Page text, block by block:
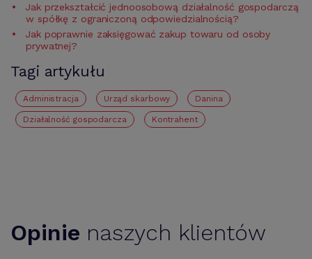
Jak przekształcić jednoosobową działalność gospodarczą
w spółkę z ograniczoną odpowiedzialnością?
Jak poprawnie zaksięgować zakup towaru od osoby
prywatnej?
Tagi artykułu
administracja urząd skarbowy Danina
działalność gospodarcza Kontrahent
Opinie naszych klientów